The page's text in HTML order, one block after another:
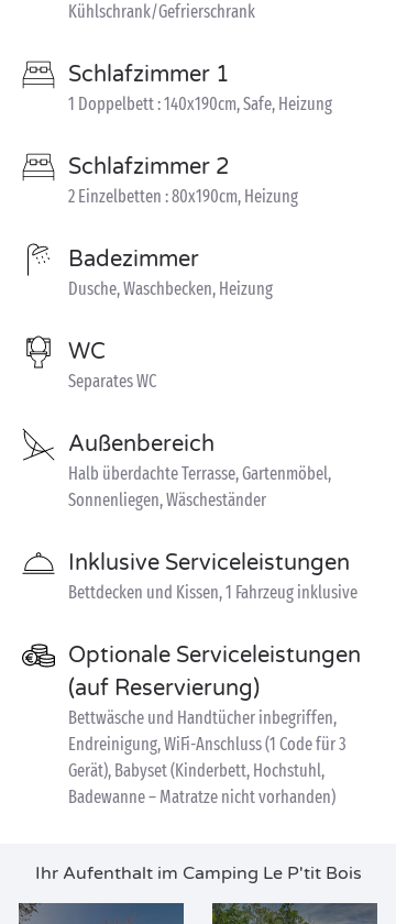
Kühlschrank/Gefrierschrank
Schlafzimmer 1
1 Doppelbett : 140x190cm, Safe, Heizung
Schlafzimmer 2
2 Einzelbetten : 80x190cm, Heizung
Badezimmer
Dusche, Waschbecken, Heizung
WC
Separates WC
Außenbereich
Halb überdachte Terrasse, Gartenmöbel,
Sonnenliegen, Wäscheständer
Inklusive Serviceleistungen
Bettdecken und Kissen, 1 Fahrzeug inklusive
Optionale Serviceleistungen
(auf Reservierung)
Bettwäsche und Handtücher inbegriffen,
Endreinigung, WiFi-Anschluss (1 Code für 3
Gerät), Babyset (Kinderbett, Hochstuhl,
Badewanne – Matratze nicht vorhanden)
Ihr Aufenthalt im Camping Le P'tit Bois